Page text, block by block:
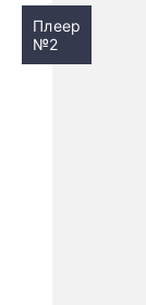
Плеер
№2